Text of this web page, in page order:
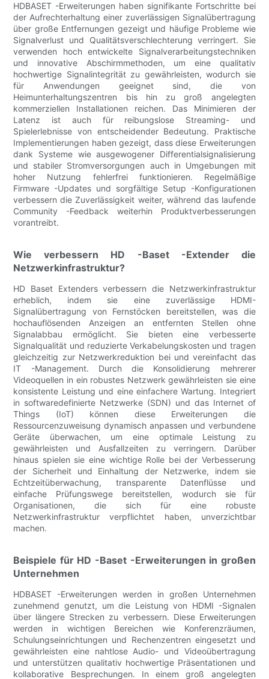
HDBASET -Erweiterungen haben signifikante Fortschritte bei
der Aufrechterhaltung einer zuverlässigen Signalübertragung
über große Entfernungen gezeigt und häufige Probleme wie
Signalverlust und Qualitätsverschlechterung verringert. Sie
verwenden hoch entwickelte Signalverarbeitungstechniken
und innovative Abschirmmethoden, um eine qualitativ
hochwertige Signalintegrität zu gewährleisten, wodurch sie
für Anwendungen geeignet sind, die von
Heimunterhaltungszentren bis hin zu groß angelegten
kommerziellen Installationen reichen. Das Minimieren der
Latenz ist auch für reibungslose Streaming- und
Spielerlebnisse von entscheidender Bedeutung. Praktische
Implementierungen haben gezeigt, dass diese Erweiterungen
dank Systeme wie ausgewogener Differentialsignalisierung
und stabiler Stromversorgungen auch in Umgebungen mit
hoher Nutzung fehlerfrei funktionieren. Regelmäßige
Firmware -Updates und sorgfältige Setup -Konfigurationen
verbessern die Zuverlässigkeit weiter, während das laufende
Community -Feedback weiterhin Produktverbesserungen
vorantreibt.
Wie verbessern HD -Baset -Extender die
Netzwerkinfrastruktur?
HD Baset Extenders verbessern die Netzwerkinfrastruktur
erheblich, indem sie eine zuverlässige HDMI-
Signalübertragung von Fernstöcken bereitstellen, was die
hochauflösenden Anzeigen an entfernten Stellen ohne
Signalabbau ermöglicht. Sie bieten eine verbesserte
Signalqualität und reduzierte Verkabelungskosten und tragen
gleichzeitig zur Netzwerkreduktion bei und vereinfacht das
IT -Management. Durch die Konsolidierung mehrerer
Videoquellen in ein robustes Netzwerk gewährleisten sie eine
konsistente Leistung und eine einfachere Wartung. Integriert
in softwaredefinierte Netzwerke (SDN) und das Internet of
Things (IoT) können diese Erweiterungen die
Ressourcenzuweisung dynamisch anpassen und verbundene
Geräte überwachen, um eine optimale Leistung zu
gewährleisten und Ausfallzeiten zu verringern. Darüber
hinaus spielen sie eine wichtige Rolle bei der Verbesserung
der Sicherheit und Einhaltung der Netzwerke, indem sie
Echtzeitüberwachung, transparente Datenflüsse und
einfache Prüfungswege bereitstellen, wodurch sie für
Organisationen, die sich für eine robuste
Netzwerkinfrastruktur verpflichtet haben, unverzichtbar
machen.
Beispiele für HD -Baset -Erweiterungen in großen
Unternehmen
HDBASET -Erweiterungen werden in großen Unternehmen
zunehmend genutzt, um die Leistung von HDMI -Signalen
über längere Strecken zu verbessern. Diese Erweiterungen
werden in wichtigen Bereichen wie Konferenzräumen,
Schulungseinrichtungen und Rechenzentren eingesetzt und
gewährleisten eine nahtlose Audio- und Videoübertragung
und unterstützen qualitativ hochwertige Präsentationen und
kollaborative Besprechungen. In einem groß angelegten